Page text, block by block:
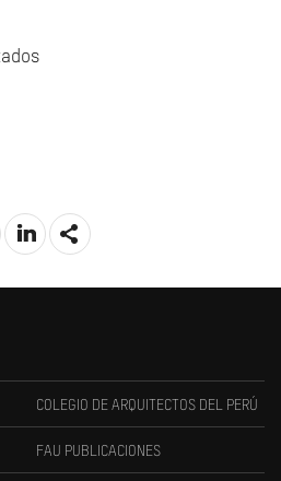
COLEGIO DE ARQUITECTOS DEL PERÚ
FAU PUBLICACIONES